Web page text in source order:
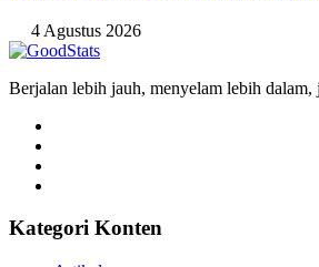
4 Agustus 2026
Berjalan lebih jauh, menyelam lebih dalam,
Kategori Konten